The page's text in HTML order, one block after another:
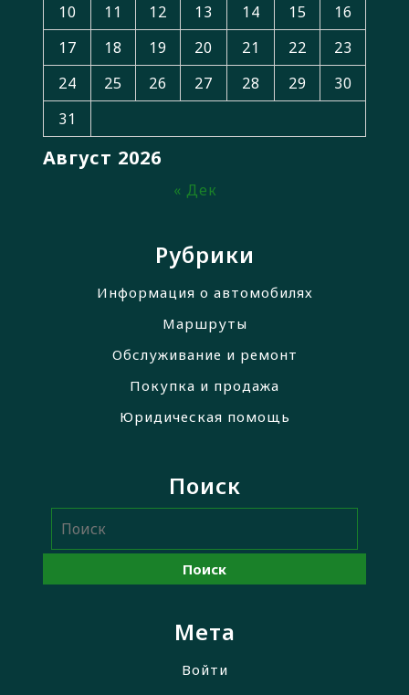
Август 2026
10
11 12 13 14 15
16
17
18 19 20 21 22
23
24
25 26 27 28 29
30
31
« Дек
Рубрики
Информация о автомобилях
Маршруты
Обслуживание и ремонт
Покупка и продажа
Юридическая помощь
Поиск
Мета
Войти